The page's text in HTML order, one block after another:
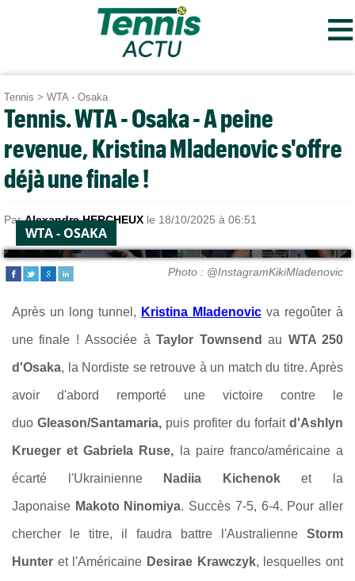
≡
Tennis > WTA - Osaka
Tennis. WTA - Osaka - A peine
revenue, Kristina Mladenovic s'offre
déjà une finale !
ParAlexandre HERCHEUX le 18/10/2025 à 06:51
WTA - OSAKA
Photo : @InstagramKikiMladenovic
Après un long tunnel, Kristina Mladenovic va regoûter à
une finale ! Associée àTaylor Townsend au WTA 250
d'Osaka, la Nordiste se retrouve à un match du titre. Après
avoir d'abord remporté une victoire contre le
duo Gleason/Santamaria, puis profiter du forfaitd'Ashlyn
Krueger et Gabriela Ruse, la paire franco/américaine a
écarté l'Ukrainienne Nadiia Kichenoket la
Japonaise Makoto Ninomiya. Succès 7-5, 6-4. Pour aller
chercher le titre, il faudra battre l'Australienne Storm
Hunter et l'Américaine Desirae Krawczyk, lesquelles ont